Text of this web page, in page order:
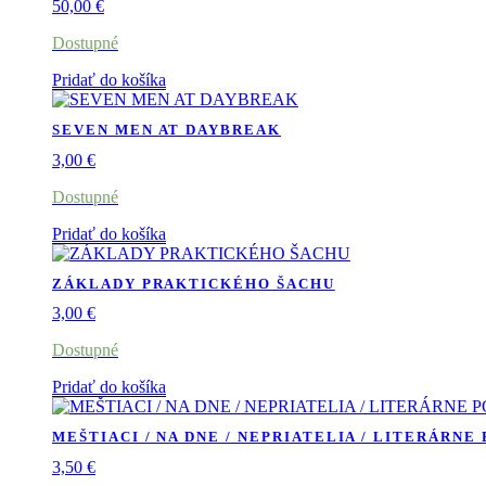
50,00 €
Dostupné
Pridať do košíka
SEVEN MEN AT DAYBREAK
3,00 €
Dostupné
Pridať do košíka
ZÁKLADY PRAKTICKÉHO ŠACHU
3,00 €
Dostupné
Pridať do košíka
MEŠTIACI / NA DNE / NEPRIATELIA / LITERÁRNE
3,50 €